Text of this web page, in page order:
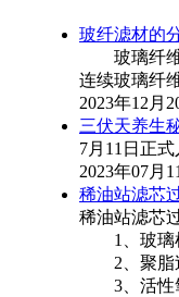
玻纤滤材的
玻璃纤维
连续
2023年12月
三伏天养生
7月11日正
2023年07月
稀油站滤芯
稀油站滤芯
1、玻璃棉
2、聚脂过
3、活性氧